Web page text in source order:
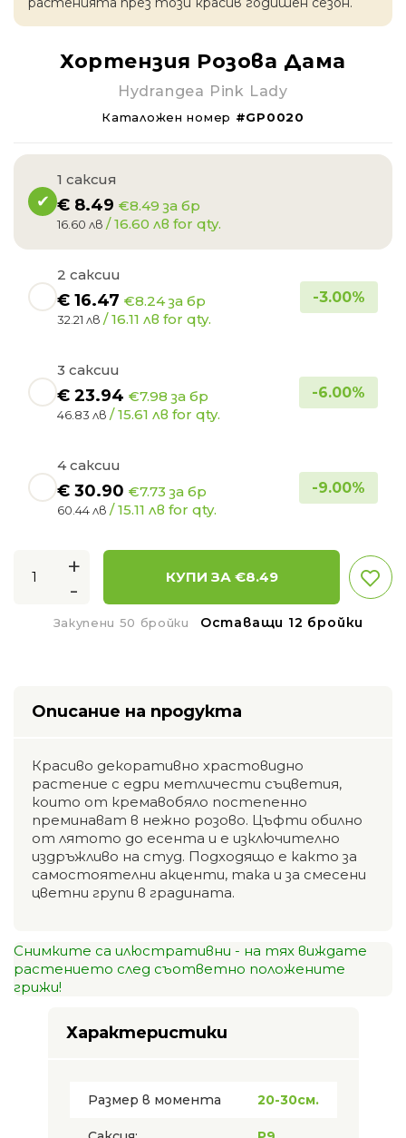
Хортензия Розова Дама
Hydrangea Pink Lady
Каталожен номер #GP0020
1 саксия
€ 8.49 €8.49 за бр
16.60 лв / 16.60 лв for qty.
2 саксии
€ 16.47 €8.24 за бр
32.21 лв / 16.11 лв for qty.
-3.00%
3 саксии
€ 23.94 €7.98 за бр
46.83 лв / 15.61 лв for qty.
-6.00%
4 саксии
€ 30.90 €7.73 за бр
60.44 лв / 15.11 лв for qty.
-9.00%
+
-
КУПИ ЗА €8.49
Закупени 50 бройки Оставащи 12 бройки
Описание на продукта
Красиво декоративно храстовидно
растение с едри метличести съцветия,
които от кремавобяло постепенно
преминават в нежно розово. Цъфти обилно
от лятото до есента и е изключително
издръжливо на студ. Подходящо е както за
самостоятелни акценти, така и за смесени
цветни групи в градината.
Снимките са илюстративни - на тях виждате
растението след съответно положените
грижи!
Характеристики
Размер в момента 20-30см.